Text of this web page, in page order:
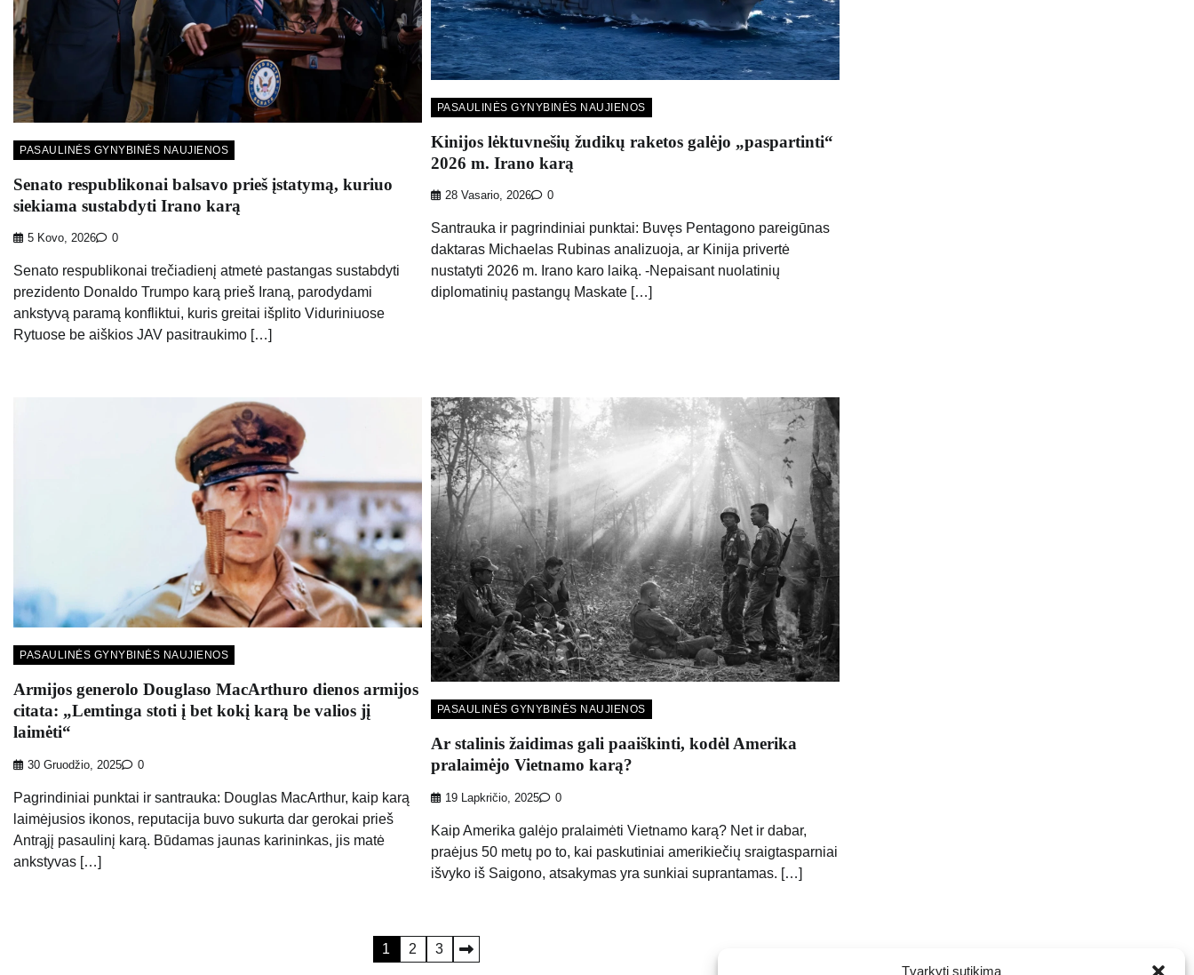
Tvarkyti sutikimą
PASAULINĖS GYNYBINĖS NAUJIENOS
Senato respublikonai balsavo prieš įstatymą, kuriuo
siekiama sustabdyti Irano karą
5 Kovo, 2026 0
Senato respublikonai trečiadienį atmetė pastangas sustabdyti
prezidento Donaldo Trumpo karą prieš Iraną, parodydami
ankstyvą paramą konfliktui, kuris greitai išplito Viduriniuose
Rytuose be aiškios JAV pasitraukimo […]
PASAULINĖS GYNYBINĖS NAUJIENOS
Kinijos lėktuvnešių žudikų raketos galėjo „paspartinti“
2026 m. Irano karą
28 Vasario, 2026 0
Santrauka ir pagrindiniai punktai: Buvęs Pentagono pareigūnas
daktaras Michaelas Rubinas analizuoja, ar Kinija privertė
nustatyti 2026 m. Irano karo laiką. -Nepaisant nuolatinių
diplomatinių pastangų Maskate […]
PASAULINĖS GYNYBINĖS NAUJIENOS
Armijos generolo Douglaso MacArthuro dienos armijos
citata: „Lemtinga stoti į bet kokį karą be valios jį
laimėti“
30 Gruodžio, 2025 0
Pagrindiniai punktai ir santrauka: Douglas MacArthur, kaip karą
laimėjusios ikonos, reputacija buvo sukurta dar gerokai prieš
Antrąjį pasaulinį karą. Būdamas jaunas karininkas, jis matė
ankstyvas […]
PASAULINĖS GYNYBINĖS NAUJIENOS
Ar stalinis žaidimas gali paaiškinti, kodėl Amerika
pralaimėjo Vietnamo karą?
19 Lapkričio, 2025 0
Kaip Amerika galėjo pralaimėti Vietnamo karą? Net ir dabar,
praėjus 50 metų po to, kai paskutiniai amerikiečių sraigtasparniai
išvyko iš Saigono, atsakymas yra sunkiai suprantamas. […]
1 2 3